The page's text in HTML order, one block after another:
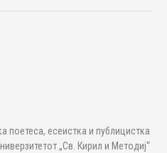
поетеса, есеистка и публицистка
„Св. Кирил и Методиј“